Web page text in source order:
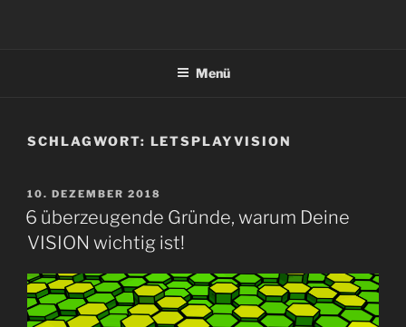
Menü
SCHLAGWORT: LETSPLAYVISION
VERÖFFENTLICHT
AM
10. DEZEMBER 2018
6 überzeugende Gründe, warum Deine
VISION wichtig ist!